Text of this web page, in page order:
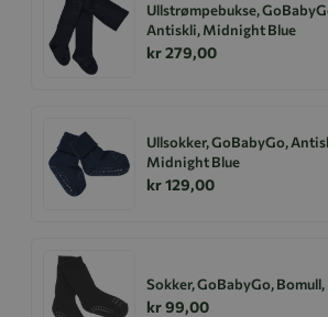
Ullstrømpebukse,
Antiskli, Midnight Blue
kr 279,00
Ullsokker, GoBabyGo,
Midnight Blue
kr 129,00
Sokker, GoBabyGo, Bomull,
kr 99,00